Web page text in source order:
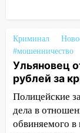
12:18
11:33
В
попал
11:17 В
Криминал
#мошенничество
Ульяновец
рублей за
Полицейские
дела в
обвиняемого в